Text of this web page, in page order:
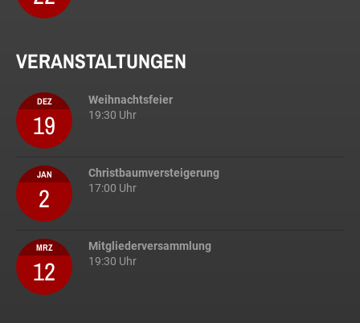
VERANSTALTUNGEN
DEZ
19
Weihnachtsfeier
19:30 Uhr
JAN
2
Christbaumversteigerung
17:00 Uhr
MRZ
12
Mitgliederversammlung
19:30 Uhr